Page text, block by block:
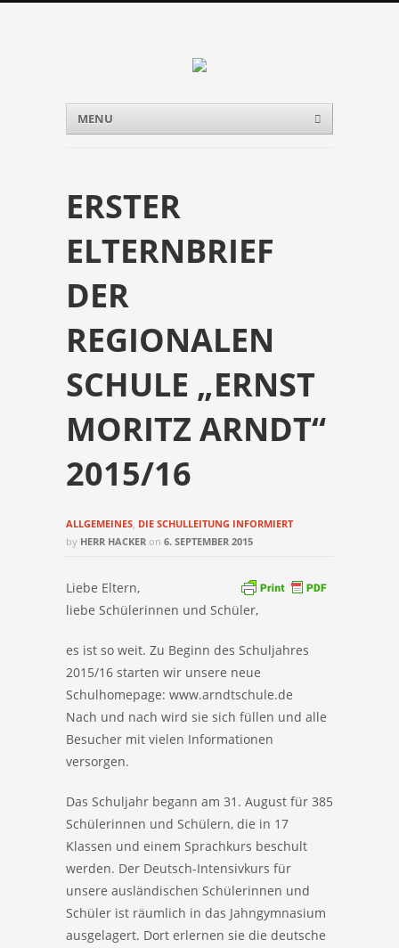
Menu
Skip to content
MENU
ERSTER
ELTERNBRIEF
DER
REGIONALEN
SCHULE „ERNST
MORITZ ARNDT“
2015/16
ALLGEMEINES, DIE SCHULLEITUNG INFORMIERT
by HERR HACKER on 6. SEPTEMBER 2015
Liebe Eltern,
liebe Schülerinnen und Schüler,
es ist so weit. Zu Beginn des Schuljahres
2015/16 starten wir unsere neue
Schulhomepage: www.arndtschule.de
Nach und nach wird sie sich füllen und alle
Besucher mit vielen Informationen
versorgen.
Das Schuljahr begann am 31. August für 385
Schülerinnen und Schülern, die in 17
Klassen und einem Sprachkurs beschult
werden. Der Deutsch-Intensivkurs für
unsere ausländischen Schülerinnen und
Schüler ist räumlich in das Jahngymnasium
ausgelagert. Dort erlernen sie die deutsche